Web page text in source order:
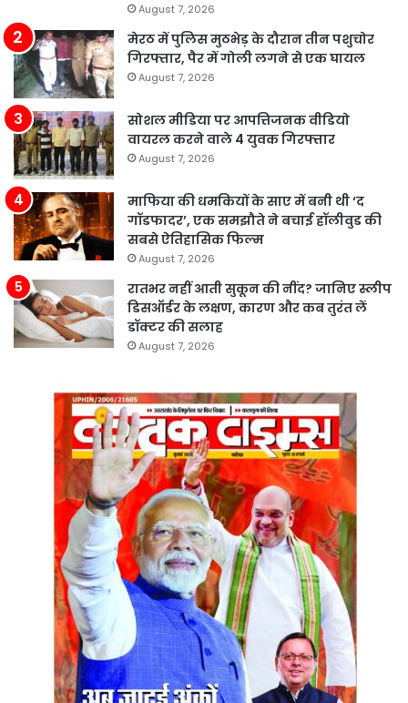
August 7, 2026
मेरठ में पुलिस मुठभेड़ के दौरान तीन पशुचोर
गिरफ्तार, पैर में गोली लगने से एक घायल
August 7, 2026
सोशल मीडिया पर आपत्तिजनक वीडियो
वायरल करने वाले 4 युवक गिरफ्तार
August 7, 2026
माफिया की धमकियों के साए में बनी थी ‘द
गॉडफादर’, एक समझौते ने बचाई हॉलीवुड की
सबसे ऐतिहासिक फिल्म
August 7, 2026
रातभर नहीं आती सुकून की नींद? जानिए स्लीप
डिसऑर्डर के लक्षण, कारण और कब तुरंत लें
डॉक्टर की सलाह
August 7, 2026